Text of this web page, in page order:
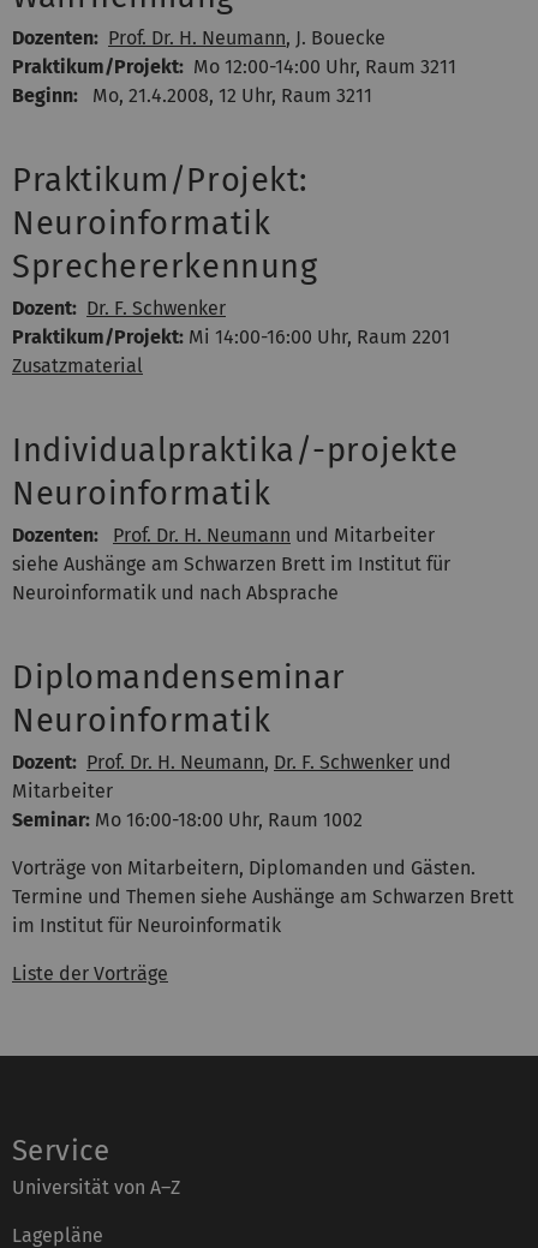
Dozenten: Prof. Dr. H. Neumann, J. Bouecke
Praktikum/Projekt: Mo 12:00-14:00 Uhr, Raum 3211
Beginn: Mo, 21.4.2008, 12 Uhr, Raum 3211
Praktikum/Projekt:
Neuroinformatik
Sprechererkennung
Dozent: Dr. F. Schwenker
Praktikum/Projekt: Mi 14:00-16:00 Uhr, Raum 2201
Zusatzmaterial
Individualpraktika/-projekte
Neuroinformatik
Dozenten: Prof. Dr. H. Neumann und Mitarbeiter
siehe Aushänge am Schwarzen Brett im Institut für
Neuroinformatik und nach Absprache
Diplomandenseminar
Neuroinformatik
Dozent: Prof. Dr. H. Neumann, Dr. F. Schwenker und
Mitarbeiter
Seminar: Mo 16:00-18:00 Uhr, Raum 1002
Vorträge von Mitarbeitern, Diplomanden und Gästen.
Termine und Themen siehe Aushänge am Schwarzen Brett
im Institut für Neuroinformatik
Liste der Vorträge
Service
Universität von A–Z
Lagepläne